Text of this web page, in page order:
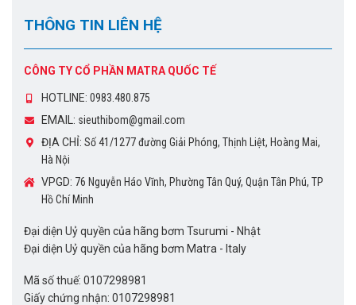
THÔNG TIN LIÊN HỆ
CÔNG TY CỔ PHẦN MATRA QUỐC TẾ
HOTLINE: 0983.480.875
EMAIL: sieuthibom@gmail.com
ĐỊA CHỈ: Số 41/1277 đường Giải Phóng, Thịnh Liệt, Hoàng Mai,
Hà Nội
VPGD: 76 Nguyễn Háo Vĩnh, Phường Tân Quý, Quận Tân Phú, TP
Hồ Chí Minh
Đại diện Uỷ quyền của hãng bơm Tsurumi - Nhật
Đại diện Uỷ quyền của hãng bơm Matra - Italy
Mã số thuế: 0107298981
Giấy chứng nhận: 0107298981